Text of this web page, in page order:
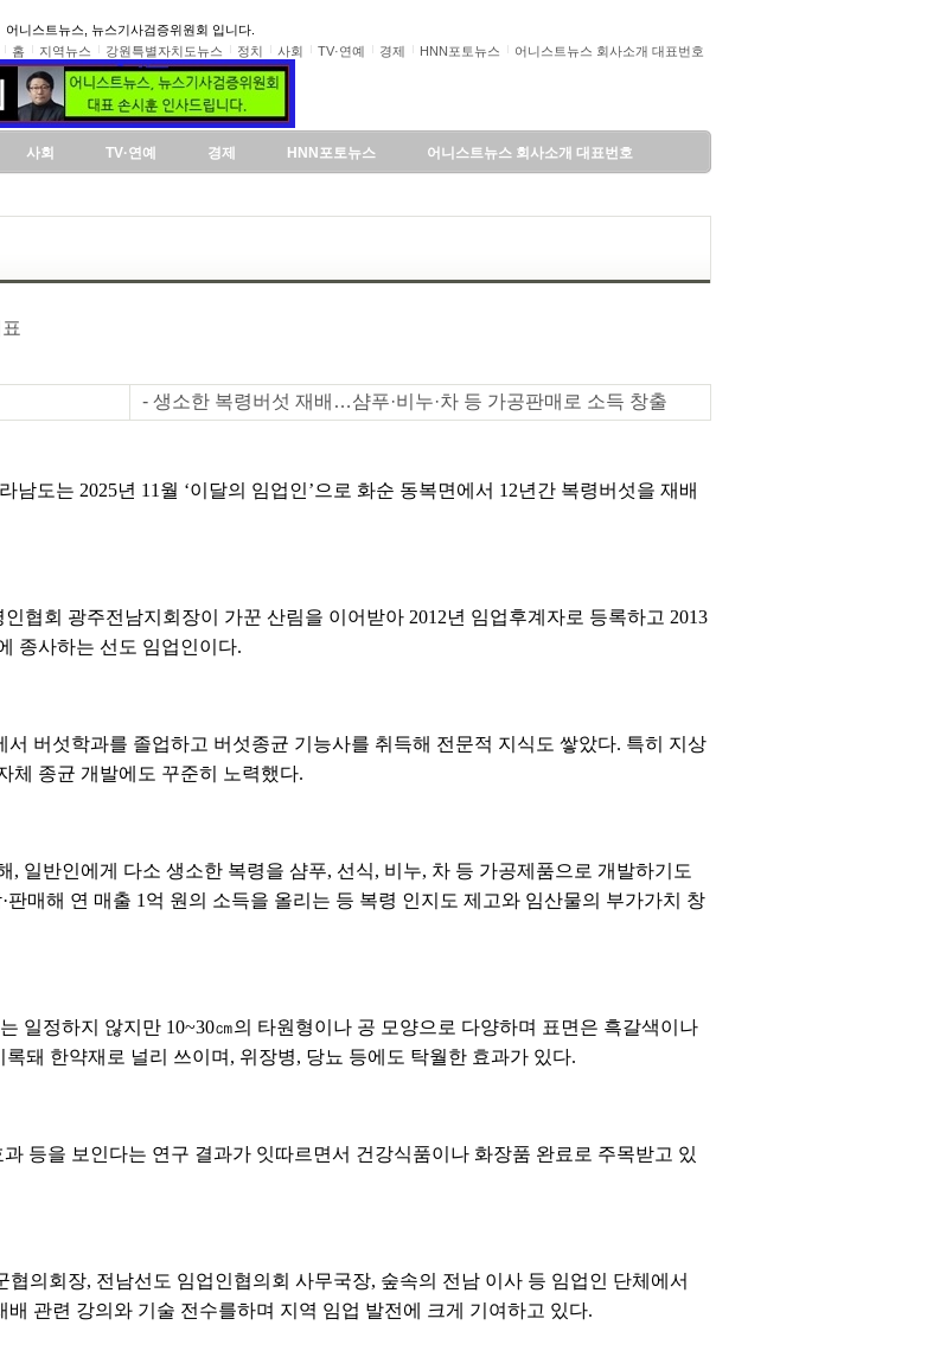
어니스트뉴스, 뉴스기사검증위원회 입니다.
홈 지역뉴스 강원특별자치도뉴스 정치 사회 TV·연예 경제 HNN포토뉴스 어니스트뉴스 회사소개 대표번호
사회 TV·연예 경제 HNN포토뉴스 어니스트뉴스 회사소개 대표번호
- 생소한 복령버섯 재배…샴푸·비누·차 등 가공판매로 소득 창출
도는 2025년 11월 ‘이달의 임업인’으로 화순 동복면에서 12년간 복령버섯을 재배
협회 광주전남지회장이 가꾼 산림을 이어받아 2012년 임업후계자로 등록하고 2013
종사하는 선도 임업인이다.
버섯학과를 졸업하고 버섯종균 기능사를 취득해 전문적 지식도 쌓았다. 특히 지상
체 종균 개발에도 꾸준히 노력했다.
일반인에게 다소 생소한 복령을 샴푸, 선식, 비누, 차 등 가공제품으로 개발하기도
매해 연 매출 1억 원의 소득을 올리는 등 복령 인지도 제고와 임산물의 부가가치 창
일정하지 않지만 10~30㎝의 타원형이나 공 모양으로 다양하며 표면은 흑갈색이나
돼 한약재로 널리 쓰이며, 위장병, 당뇨 등에도 탁월한 효과가 있다.
등을 보인다는 연구 결과가 잇따르면서 건강식품이나 화장품 완료로 주목받고 있
의회장, 전남선도 임업인협의회 사무국장, 숲속의 전남 이사 등 임업인 단체에서
관련 강의와 기술 전수를하며 지역 임업 발전에 크게 기여하고 있다.